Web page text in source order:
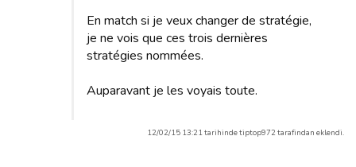
En match si je veux changer de stratégie,
je ne vois que ces trois dernières
stratégies nommées.
Auparavant je les voyais toute.
12/02/15 13:21 tarihinde tiptop972 tarafindan eklendi.